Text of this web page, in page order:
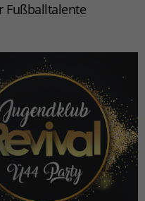
Fußballtalente